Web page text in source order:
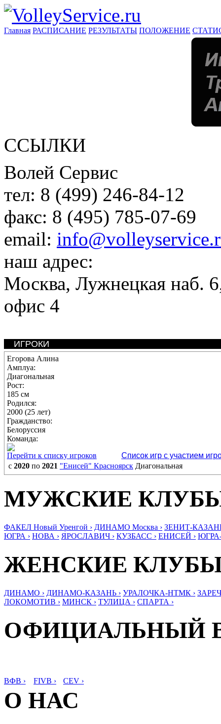
Главная РАСПИСАНИЕ РЕЗУЛЬТАТЫ ПОЛОЖЕНИЕ
ССЫЛКИ
Волей Сервис
тел: 8 (499) 246-84-12
факс: 8 (495) 785-07-69
email:
наш адрес:
Москва, Лужнецкая наб.
офис 4
ИГРОКИ
Егорова Алина
Амплуа:
Диагональная
Рост:
185 см
Родился:
2000 (25 лет)
Гражданство:
Белоруссия
Команда:
Перейти к списку игроков
Список игр с участием
с 2020 по 2021 "Енисей" Красноярск Диагональная
МУЖСКИЕ
ФАКЕЛ Новый Уренгой › ДИНАМО Москва › ЗЕНИТ-
ЮГРА › НОВА › ЯРОСЛАВИЧ › КУЗБАСС › ЕНИСЕЙ ›
ЖЕНСКИЕ
ДИНАМО › ДИНАМО-КАЗАНЬ › УРАЛОЧКА-НТМК ›
ЛОКОМОТИВ › МИНСК › ТУЛИЦА › СПАРТА ›
ОФИЦИАЛЬНЫЙ
ВФВ › FIVB › CEV ›
О НАС